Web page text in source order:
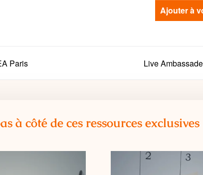
Ajouter à
Paris Live
à côté de ces ressources exclusives